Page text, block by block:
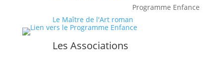
Le Maître de l'Art roman
Les Associations
Programme Enfance